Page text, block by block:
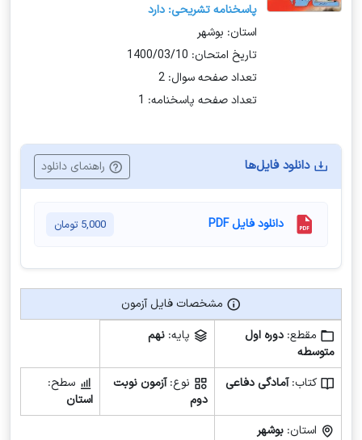
پاسخنامه تشریحی: دارد
استان: بوشهر
تاریخ امتحان: 1400/03/10
تعداد صفحه سوال: 2
تعداد صفحه پاسخنامه: 1
دانلود فایل‌ها راهنمای دانلود
دانلود فایل PDF 5,000 تومان
مشخصات فایل آزمون
مشخصات فایل آزمون
مقطع: دوره اول
متوسطه
پایه: نهم
کتاب:آمادگی دفاعی نوع:آزمون نوبت
دوم
سطح:
استان
استان: بوشهر